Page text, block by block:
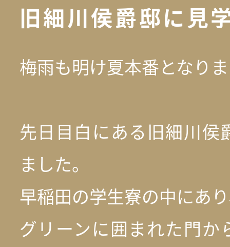
旧細川侯爵邸に見
梅雨も明け夏本番となり
先日目白にある旧細川侯
ました。
早稲田の学生寮の中にあ
グリーンに囲まれた門か